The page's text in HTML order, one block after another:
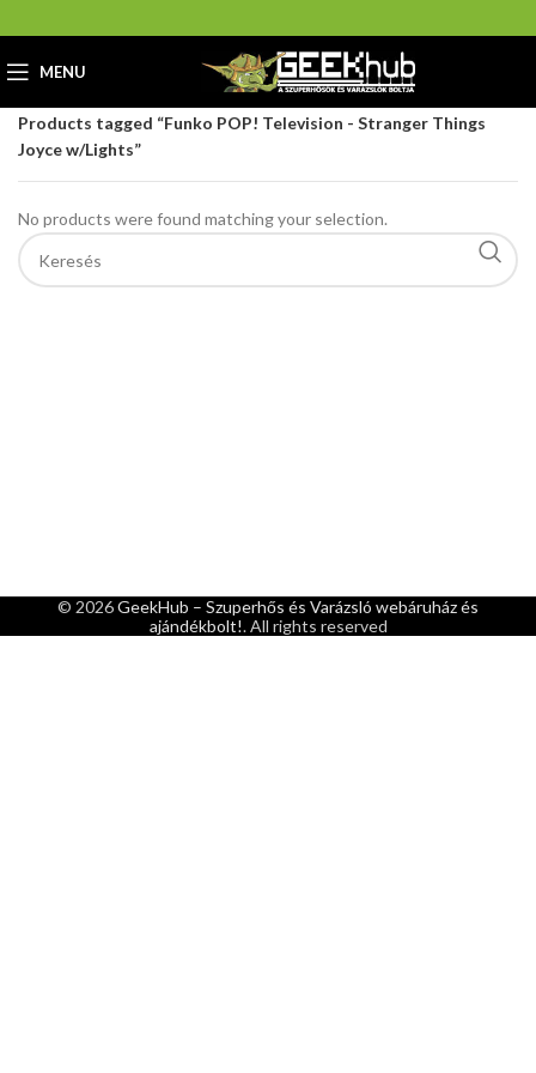
MENU
GeekHub Webáruház és Ajándékbolt
Products tagged “Funko POP! Television - Stranger Things
Joyce w/Lights”
No products were found matching your selection.
© 2026GeekHub – Szuperhős és Varázsló webáruház és
ajándékbolt!. All rights reserved